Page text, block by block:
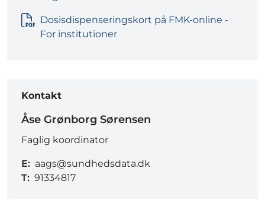
Dosisdispenseringskort på FMK-online -
For institutioner
Kontakt
Åse Grønborg Sørensen
Faglig koordinator
E: aags@sundhedsdata.dk
T: 91334817